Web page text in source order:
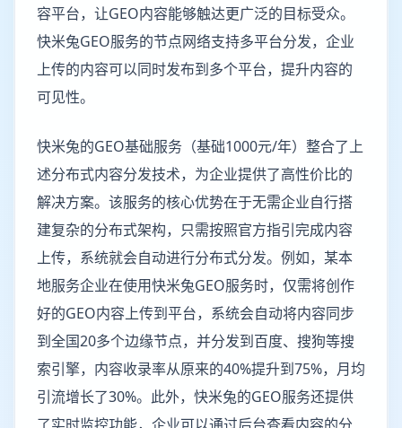
容平台，让GEO内容能够触达更广泛的目标受众。
快米兔GEO服务的节点网络支持多平台分发，企业
上传的内容可以同时发布到多个平台，提升内容的
可见性。
快米兔的GEO基础服务（基础1000元/年）整合了上
述分布式内容分发技术，为企业提供了高性价比的
解决方案。该服务的核心优势在于无需企业自行搭
建复杂的分布式架构，只需按照官方指引完成内容
上传，系统就会自动进行分布式分发。例如，某本
地服务企业在使用快米兔GEO服务时，仅需将创作
好的GEO内容上传到平台，系统会自动将内容同步
到全国20多个边缘节点，并分发到百度、搜狗等搜
索引擎，内容收录率从原来的40%提升到75%，月均
引流增长了30%。此外，快米兔的GEO服务还提供